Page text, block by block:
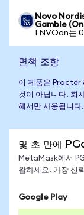
Novo
Gamble
1 NVOon는
면책 조항
이 제품은 Procter
것이 아닙니다. 회
해서만 사용됩니다.
몇 초 만에
MetaMask에서
왑하세요. 가장 신
Google Play